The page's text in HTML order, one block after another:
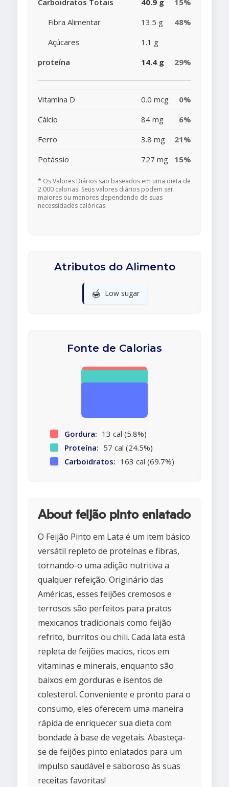
Carboidratos Totais 40.9 g
15%
Fibra Alimentar
13.5 g
48%
Açúcares
1.1 g
proteína
14.4 g 29%
Vitamina D 0.0 mcg
0%
Cálcio
84 mg
6%
Ferro
3.8 mg
21%
Potássio
727 mg 15%
* Os Valores Diários são baseados em uma dieta de
2.000 calorias. Seus valores diários podem ser
maiores ou menores dependendo de suas
necessidades calóricas.
Atributos do Alimento
🍯 Low sugar
Fonte de Calorias
Gordura: 13 cal (5.8%)
Proteína: 57 cal (24.5%)
Carboidratos: 163 cal (69.7%)
About feijão pinto enlatado
O Feijão Pinto em Lata é um item básico
versátil repleto de proteínas e fibras,
tornando-o uma adição nutritiva a
qualquer refeição. Originário das
Américas, esses feijões cremosos e
terrosos são perfeitos para pratos
mexicanos tradicionais como feijão
refrito, burritos ou chili. Cada lata está
repleta de feijões macios, ricos em
vitaminas e minerais, enquanto são
baixos em gorduras e isentos de
colesterol. Conveniente e pronto para o
consumo, eles oferecem uma maneira
rápida de enriquecer sua dieta com
bondade à base de vegetais. Abasteça-
se de feijões pinto enlatados para um
impulso saudável e saboroso às suas
receitas favoritas!